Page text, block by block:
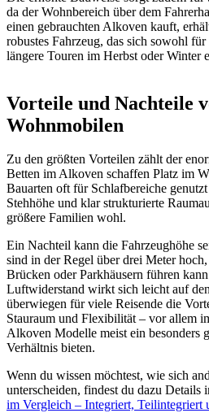
da der Wohnbereich über dem
einen gebrauchten Alkoven kauft,
robustes Fahrzeug, das sich sowohl
längere Touren im Herbst oder Winter
Vorteile und Nachteile
Wohnmobilen
Zu den größten Vorteilen zählt der
Betten im Alkoven schaffen Platz im
Bauarten oft für Schlafbereiche
Stehhöhe und klar strukturierte
größere Familien wohl.
Ein Nachteil kann die Fahrzeughöhe
sind in der Regel über drei Meter
Brücken oder Parkhäusern führen
Luftwiderstand wirkt sich leicht auf
überwiegen für viele Reisende die
Stauraum und Flexibilität – vor allem
Alkoven Modelle meist ein besonders
Verhältnis bieten.
Wenn du wissen möchtest, wie sich
unterscheiden, findest du dazu Details
im Vergleich – Integriert, Teilintegriert